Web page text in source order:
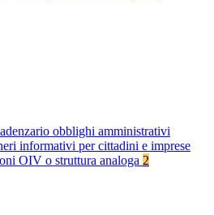
obblighi amministrativi
informativi per cittadini e imprese
OIV o struttura analoga 2